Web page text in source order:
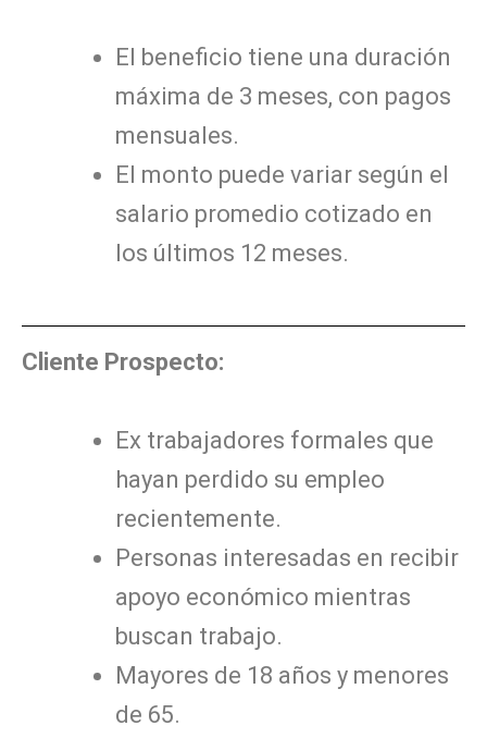
El beneficio tiene una duración
máxima de 3 meses, con pagos
mensuales.
El monto puede variar según el
salario promedio cotizado en
los últimos 12 meses.
Cliente Prospecto:
Ex trabajadores formales que
hayan perdido su empleo
recientemente.
Personas interesadas en recibir
apoyo económico mientras
buscan trabajo.
Mayores de 18 años y menores
de 65.